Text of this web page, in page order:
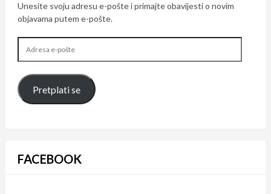
Unesite svoju adresu e-pošte i primajte obavijesti o novim
objavama putem e-pošte.
Pretplati se
FACEBOOK